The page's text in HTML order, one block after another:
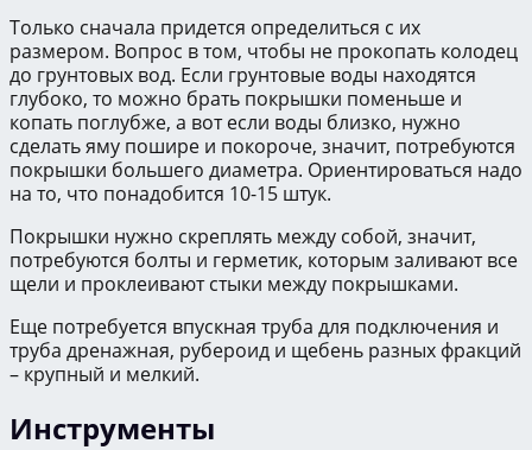
Только сначала придется определиться с их
размером. Вопрос в том, чтобы не прокопать колодец
до грунтовых вод. Если грунтовые воды находятся
глубоко, то можно брать покрышки поменьше и
копать поглубже, а вот если воды близко, нужно
сделать яму пошире и покороче, значит, потребуются
покрышки большего диаметра. Ориентироваться надо
на то, что понадобится 10-15 штук.
Покрышки нужно скреплять между собой, значит,
потребуются болты и герметик, которым заливают все
щели и проклеивают стыки между покрышками.
Еще потребуется впускная труба для подключения и
труба дренажная, рубероид и щебень разных фракций
– крупный и мелкий.
Инструменты